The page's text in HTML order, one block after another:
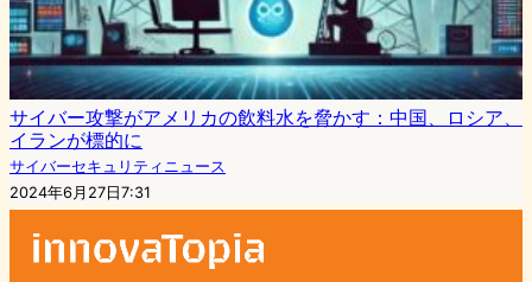
サイバー攻撃がアメリカの飲料水を脅かす：中国、ロシア、
イランが標的に
サイバーセキュリティニュース
2024年6月27日7:31